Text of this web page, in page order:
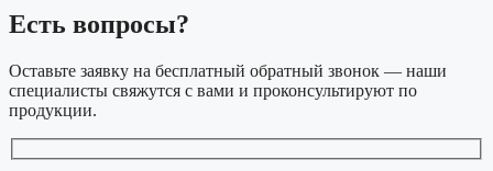
Есть вопросы?
Оставьте заявку на бесплатный обратный звонок — наши
специалисты свяжутся с вами и проконсультируют по
продукции.